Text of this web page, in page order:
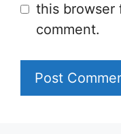
this browser
comment.